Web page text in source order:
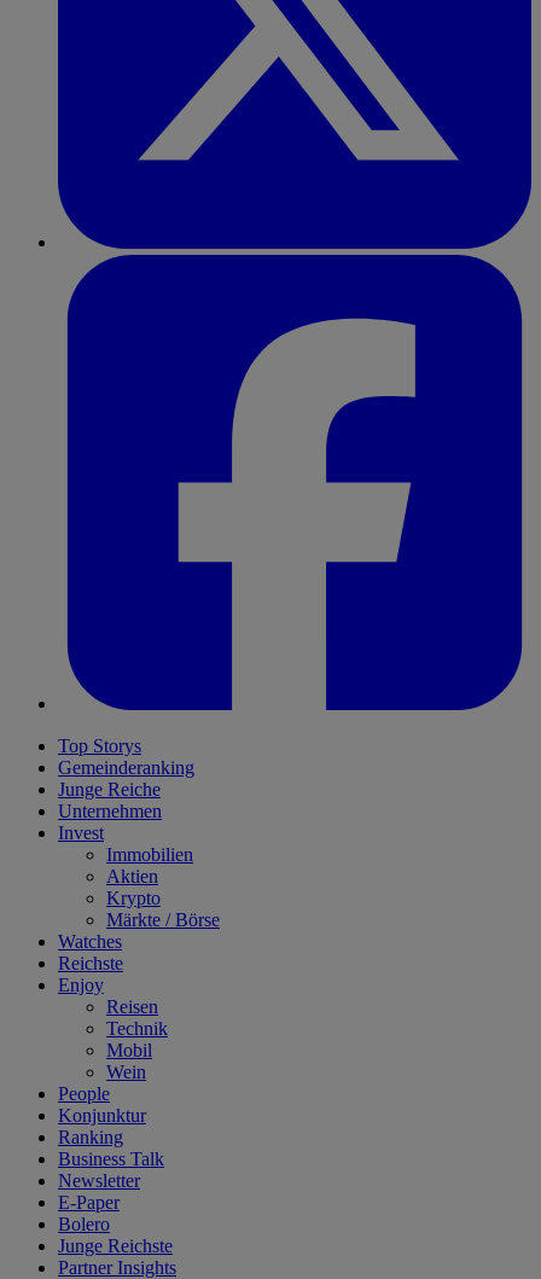
Top Storys
Gemeinderanking
Junge Reiche
Unternehmen
Invest
Immobilien
Aktien
Krypto
Märkte / Börse
Watches
Reichste
Enjoy
Reisen
Technik
Mobil
Wein
People
Konjunktur
Ranking
Business Talk
Newsletter
E-Paper
Bolero
Junge Reichste
Partner Insights